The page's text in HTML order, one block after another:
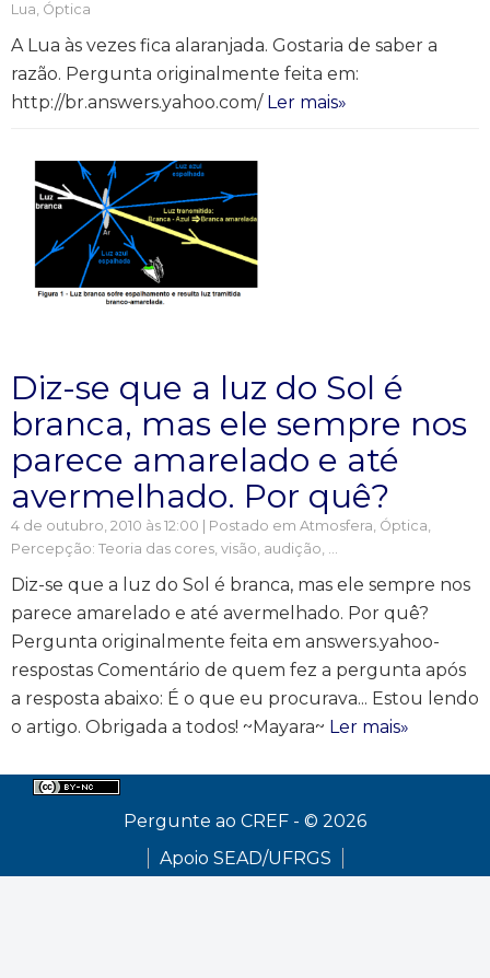
Lua, Óptica
A Lua às vezes fica alaranjada. Gostaria de saber a
razão. Pergunta originalmente feita em:
http://br.answers.yahoo.com/ Ler mais»
Diz-se que a luz do Sol é
branca, mas ele sempre nos
parece amarelado e até
avermelhado. Por quê?
4 de outubro, 2010 às 12:00 | Postado em Atmosfera, Óptica,
Percepção: Teoria das cores, visão, audição, ...
Diz-se que a luz do Sol é branca, mas ele sempre nos
parece amarelado e até avermelhado. Por quê?
Pergunta originalmente feita em answers.yahoo-
respostas Comentário de quem fez a pergunta após
a resposta abaixo: É o que eu procurava... Estou lendo
o artigo. Obrigada a todos! ~Mayara~ Ler mais»
Pergunte ao CREF - © 2026
Apoio SEAD/UFRGS